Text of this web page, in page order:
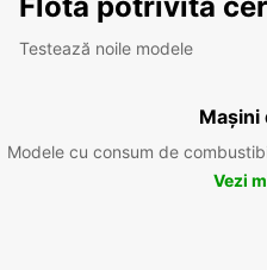
Testează noile modele
Mașini
Modele cu consum de
Vezi